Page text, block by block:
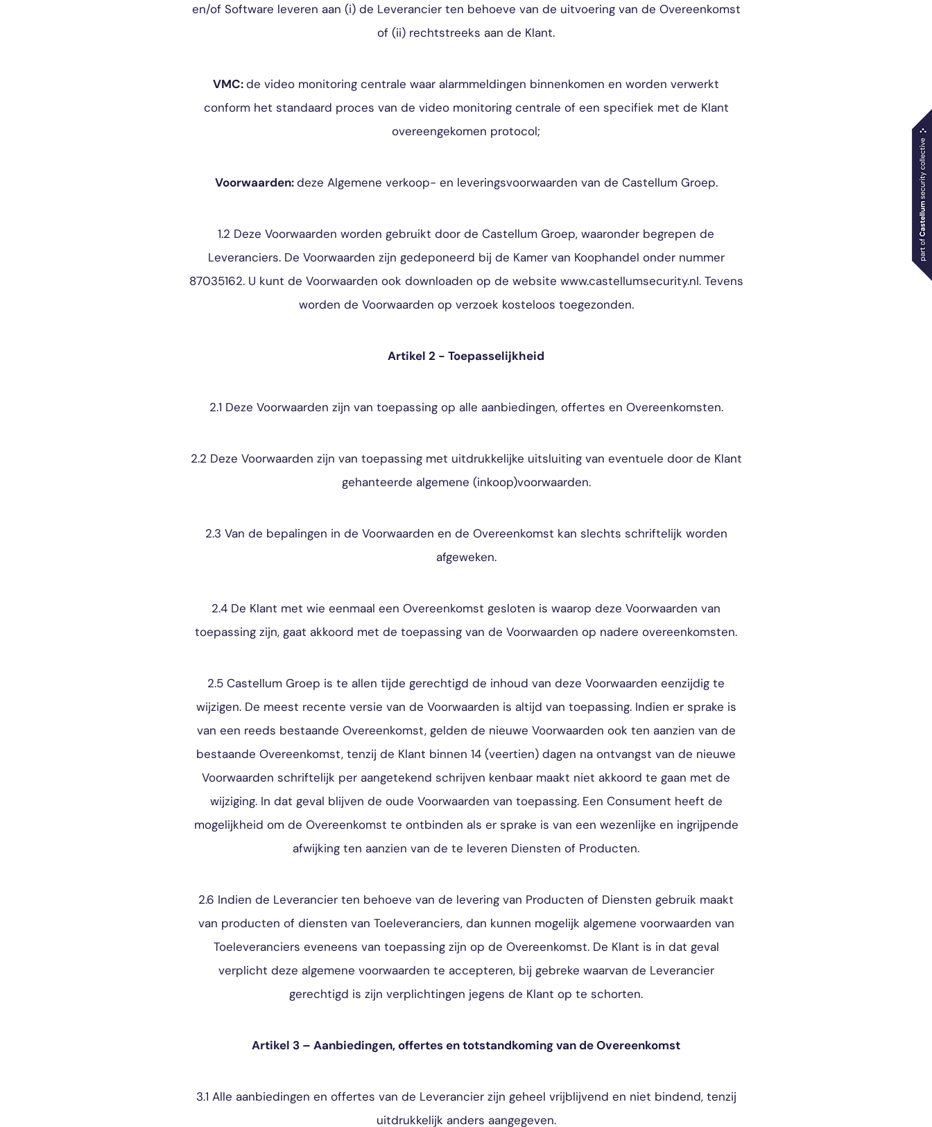
en/of Software leveren aan (i) de Leverancier ten behoeve van de uitvoering van de Overeenkomst
of (ii) rechtstreeks aan de Klant.
VMC:de video monitoring centrale waar alarmmeldingen binnenkomen en worden verwerkt
conform het standaard proces van de video monitoring centrale of een specifiek met de Klant
overeengekomen protocol;
Voorwaarden:deze Algemene verkoop- en leveringsvoorwaarden van de Castellum Groep.
1.2 Deze Voorwaarden worden gebruikt door de Castellum Groep, waaronder begrepen de
Leveranciers. De Voorwaarden zijn gedeponeerd bij de Kamer van Koophandel onder nummer
87035162. U kunt de Voorwaarden ook downloaden op de website www.castellumsecurity.nl. Tevens
worden de Voorwaarden op verzoek kosteloos toegezonden.
Artikel 2 - Toepasselijkheid
2.1 Deze Voorwaarden zijn van toepassing op alle aanbiedingen, offertes en Overeenkomsten.
2.2 Deze Voorwaarden zijn van toepassing met uitdrukkelijke uitsluiting van eventuele door de Klant
gehanteerde algemene (inkoop)voorwaarden.
2.3 Van de bepalingen in de Voorwaarden en de Overeenkomst kan slechts schriftelijk worden
afgeweken.
2.4 De Klant met wie eenmaal een Overeenkomst gesloten is waarop deze Voorwaarden van
toepassing zijn, gaat akkoord met de toepassing van de Voorwaarden op nadere overeenkomsten.
2.5 Castellum Groep is te allen tijde gerechtigd de inhoud van deze Voorwaarden eenzijdig te
wijzigen. De meest recente versie van de Voorwaarden is altijd van toepassing. Indien er sprake is
van een reeds bestaande Overeenkomst, gelden de nieuwe Voorwaarden ook ten aanzien van de
bestaande Overeenkomst, tenzij de Klant binnen 14 (veertien) dagen na ontvangst van de nieuwe
Voorwaarden schriftelijk per aangetekend schrijven kenbaar maakt niet akkoord te gaan met de
wijziging. In dat geval blijven de oude Voorwaarden van toepassing. Een Consument heeft de
mogelijkheid om de Overeenkomst te ontbinden als er sprake is van een wezenlijke en ingrijpende
afwijking ten aanzien van de te leveren Diensten of Producten.
2.6 Indien de Leverancier ten behoeve van de levering van Producten of Diensten gebruik maakt
van producten of diensten van Toeleveranciers, dan kunnen mogelijk algemene voorwaarden van
Toeleveranciers eveneens van toepassing zijn op de Overeenkomst. De Klant is in dat geval
verplicht deze algemene voorwaarden te accepteren, bij gebreke waarvan de Leverancier
gerechtigd is zijn verplichtingen jegens de Klant op te schorten.
Artikel 3 – Aanbiedingen, offertes en totstandkoming van de Overeenkomst
3.1 Alle aanbiedingen en offertes van de Leverancier zijn geheel vrijblijvend en niet bindend, tenzij
uitdrukkelijk anders aangegeven.